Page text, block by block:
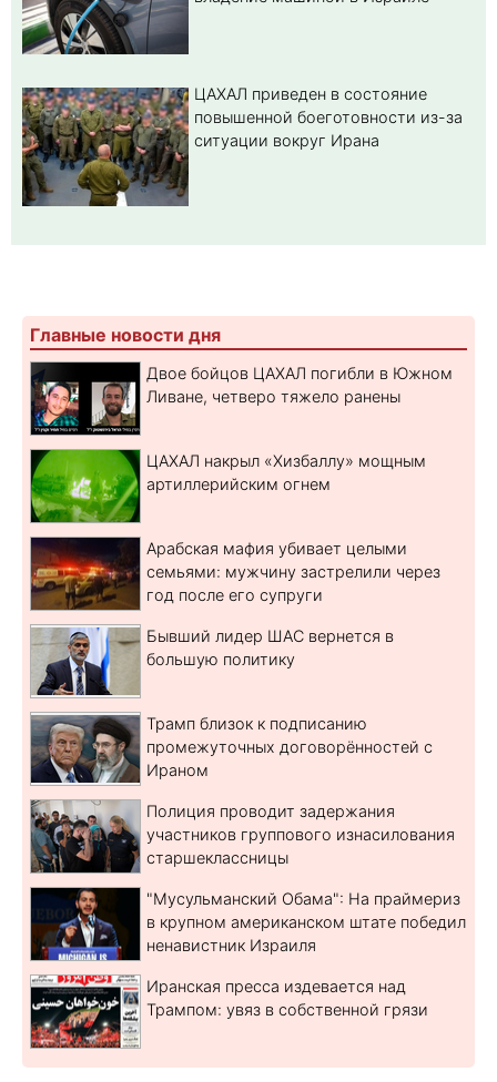
ЦАХАЛ приведен в состояние
повышенной боеготовности из-за
ситуации вокруг Ирана
Главные новости дня
Двое бойцов ЦАХАЛ погибли в Южном
Ливане, четверо тяжело ранены
ЦАХАЛ накрыл «Хизбаллу» мощным
артиллерийским огнем
Арабская мафия убивает целыми
семьями: мужчину застрелили через
год после его супруги
Бывший лидер ШАС вернется в
большую политику
Трамп близок к подписанию
промежуточных договорённостей с
Ираном
Полиция проводит задержания
участников группового изнасилования
старшеклассницы
"Мусульманский Обама": На праймериз
в крупном американском штате победил
ненавистник Израиля
Иранская пресса издевается над
Трампом: увяз в собственной грязи